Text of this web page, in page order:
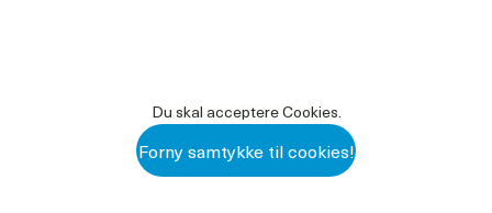
Du skal acceptere Cookies.
Forny samtykke til cookies!